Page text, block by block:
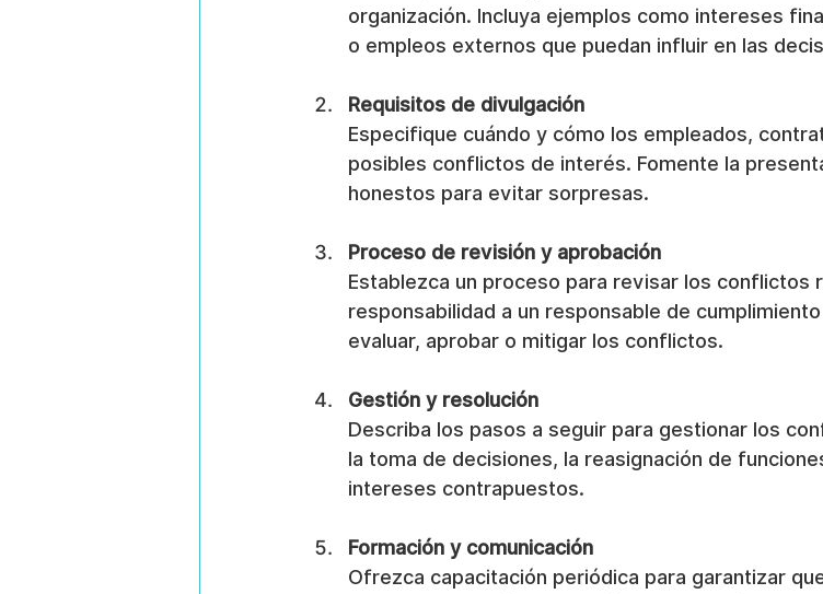
organización. Incluya ejemplos como intereses
o empleos externos que puedan influir en las
Requisitos de divulgación
Especifique cuándo y cómo los empleados,
posibles conflictos de interés. Fomente la
honestos para evitar sorpresas.
Proceso de revisión y aprobación
Establezca un proceso para revisar los conflictos
responsabilidad a un responsable de
evaluar, aprobar o mitigar los conflictos.
Gestión y resolución
Describa los pasos a seguir para gestionar los
la toma de decisiones, la reasignación de
intereses contrapuestos.
Formación y comunicación
Ofrezca capacitación periódica para garantizar